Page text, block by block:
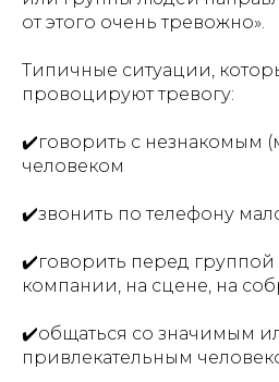
от этого очень тревожно».
Типичные ситуации,
провоцируют тревогу:
✔️говорить с незнакомым
человеком
✔️звонить по телефону
✔️говорить перед группой
компании, на сцене, на
✔️общаться со значимым
привлекательным